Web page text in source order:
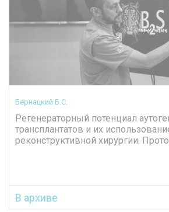
Бернацкий Б.С.
Регенераторный потенциал
трансплантатов и их
реконструктивной хирургии.
В архиве